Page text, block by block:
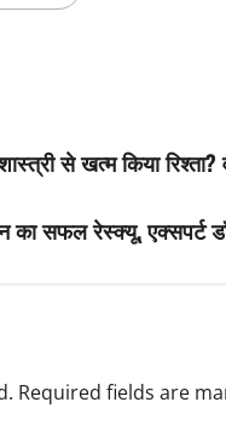
से खत्म किया रिश्ता?
का सफल रेस्क्यू, एक्सपर्ट
Required fields are